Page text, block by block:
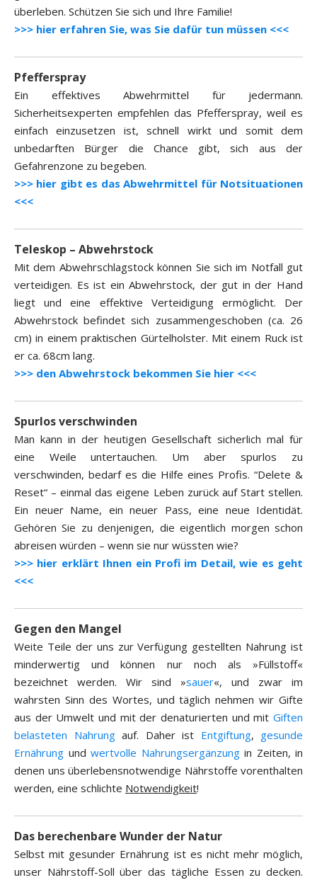
überleben. Schützen Sie sich und Ihre Familie!
>>> hier erfahren Sie, was Sie dafür tun müssen <<<
Pfefferspray
Ein effektives Abwehrmittel für jedermann.
Sicherheitsexperten empfehlen das Pfefferspray, weil es
einfach einzusetzen ist, schnell wirkt und somit dem
unbedarften Bürger die Chance gibt, sich aus der
Gefahrenzone zu begeben.
>>> hier gibt es das Abwehrmittel für Notsituationen
<<<
Teleskop – Abwehrstock
Mit dem Abwehrschlagstock können Sie sich im Notfall gut
verteidigen. Es ist ein Abwehrstock, der gut in der Hand
liegt und eine effektive Verteidigung ermöglicht. Der
Abwehrstock befindet sich zusammengeschoben (ca. 26
cm) in einem praktischen Gürtelholster. Mit einem Ruck ist
er ca. 68cm lang.
>>> den Abwehrstock bekommen Sie hier <<<
Spurlos verschwinden
Man kann in der heutigen Gesellschaft sicherlich mal für
eine Weile untertauchen. Um aber spurlos zu
verschwinden, bedarf es die Hilfe eines Profis. “Delete &
Reset“ – einmal das eigene Leben zurück auf Start stellen.
Ein neuer Name, ein neuer Pass, eine neue Identidät.
Gehören Sie zu denjenigen, die eigentlich morgen schon
abreisen würden – wenn sie nur wüssten wie?
>>> hier erklärt Ihnen ein Profi im Detail, wie es geht
<<<
Gegen den Mangel
Weite Teile der uns zur Verfügung gestellten Nahrung ist
minderwertig und können nur noch als »Füllstoff«
bezeichnet werden. Wir sind »sauer«, und zwar im
wahrsten Sinn des Wortes, und täglich nehmen wir Gifte
aus der Umwelt und mit der denaturierten und mit Giften
belasteten Nahrungauf. Daher ist Entgiftung, gesunde
Ernährung und wertvolle Nahrungsergänzungin Zeiten, in
denen uns überlebensnotwendige Nährstoffe vorenthalten
werden, eine schlichte Notwendigkeit!
Das berechenbare Wunder der Natur
Selbst mit gesunder Ernährung ist es nicht mehr möglich,
unser Nährstoff-Soll über das tägliche Essen zu decken.